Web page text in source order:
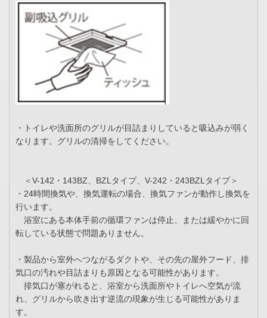
・トイレや洗面所のグリルが目詰まりしていると吸込みが弱く
なります。グリルの清掃をしてください。
＜V-142・143BZ、BZLタイプ、V-242・243BZLタイプ＞
・24時間換気や、換気運転の場合、換気ファンが動作し換気を
行います。
浴室にある本体手前の循環ファンは停止、または緩やかに回
転している状態で問題ありません。
・製品から室外へつながるダクトや、その先の屋外フード、排
気口の汚れや目詰まりも原因となる可能性があります。
排気口が塞がれると、浴室から洗面所やトイレへ空気が流
れ、グリルから吹き出す逆流の現象が生じる可能性がありま
す。